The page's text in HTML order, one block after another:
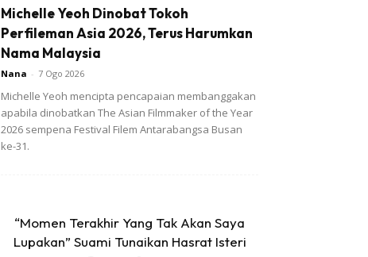
Michelle Yeoh Dinobat Tokoh
Perfileman Asia 2026, Terus Harumkan
Nama Malaysia
Nana - 7 Ogo 2026
Michelle Yeoh mencipta pencapaian membanggakan
apabila dinobatkan The Asian Filmmaker of the Year
2026 sempena Festival Filem Antarabangsa Busan
ke-31.
“Momen Terakhir Yang Tak Akan Saya
Lupakan” Suami Tunaikan Hasrat Isteri